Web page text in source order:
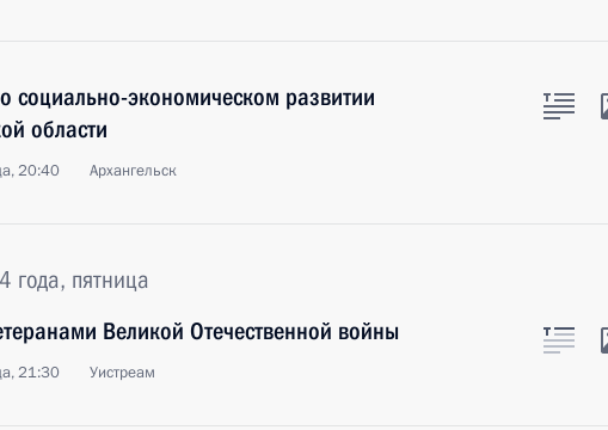
социально-экономическом развитии
области
20:40 Архангельск
года, пятница
Великой Отечественной войны
21:30 Уистреам